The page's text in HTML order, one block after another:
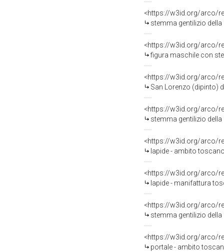
<https://w3id.org/arco/
stemma gentilizio
<https://w3id.org/arco/
figura maschile con
<https://w3id.org/arco/
San Lorenzo (dipinto)
<https://w3id.org/arco/
stemma gentilizio
<https://w3id.org/arco/
lapide - ambito
<https://w3id.org/arco/
lapide - manifattura
<https://w3id.org/arco/
stemma gentilizio
<https://w3id.org/arco/
portale - ambito